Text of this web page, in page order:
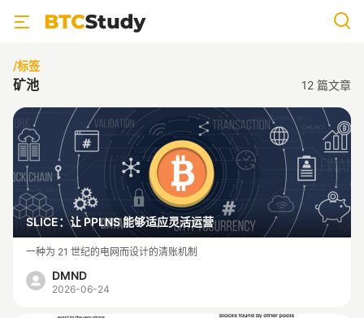
/标签
矿池 12 篇文章
SLICE：让 PPLNS 能够适应灵活运营
一种为 21 世纪的电网而设计的清账机制
DMND
2026-06-24